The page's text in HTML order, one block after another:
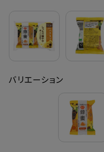
ご利用案内
会員登録でお得
バリエーション